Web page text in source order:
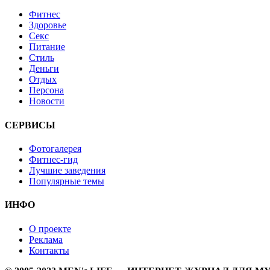
Фитнес
Здоровье
Секс
Питание
Стиль
Деньги
Отдых
Персона
Новости
СЕРВИСЫ
Фотогалерея
Фитнес-гид
Лучшие заведения
Популярные темы
ИНФО
О проекте
Реклама
Контакты